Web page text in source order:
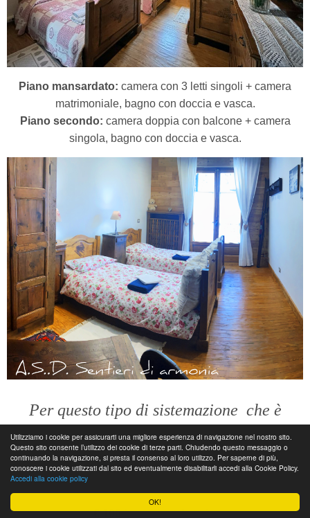
OK!
Utilizziamo i cookie per assicurarti una migliore esperienza di navigazione nel nostro sito.
Questo sito consente l’utilizzo dei cookie di terze parti. Chiudendo questo messaggio o
continuando la navigazione, si presta il consenso al loro utilizzo. Per saperne di più,
conoscere i cookie utilizzati dal sito ed eventualmente disabilitarli accedi alla Cookie Policy.
Accedi alla cookie policy
Piano mansardato: camera con 3 letti singoli + camera
matrimoniale, bagno con doccia e vasca.
Piano secondo: camera doppia con balcone + camera
singola, bagno con doccia e vasca.
Per questo tipo di sistemazione che è
famigliare
Il prezzo è di€ 90(pernottamento e colazione)
in camera condivisa (3 persone).
€ 100in camera doppia.